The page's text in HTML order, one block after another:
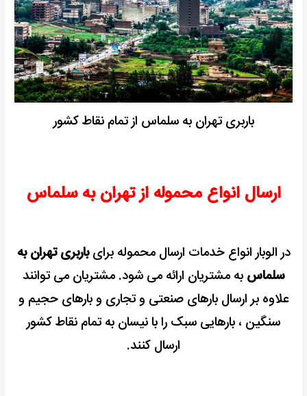
باربری تهران به سلماس از تمام نقاط کشور
ارسال انواع محموله از تهران به سلماس
در الوبار انواع خدمات ارسال محموله برایباربری تهران به
سلماس به مشتریان ارائه می شود. مشتریان می توانند
علاوه بر ارسال بارهای صنعتی و تجاری و بارهای حجیم و
سنگین ، بارهایی سبک را با نیسان به تمام نقاط کشور
ارسال کنند.